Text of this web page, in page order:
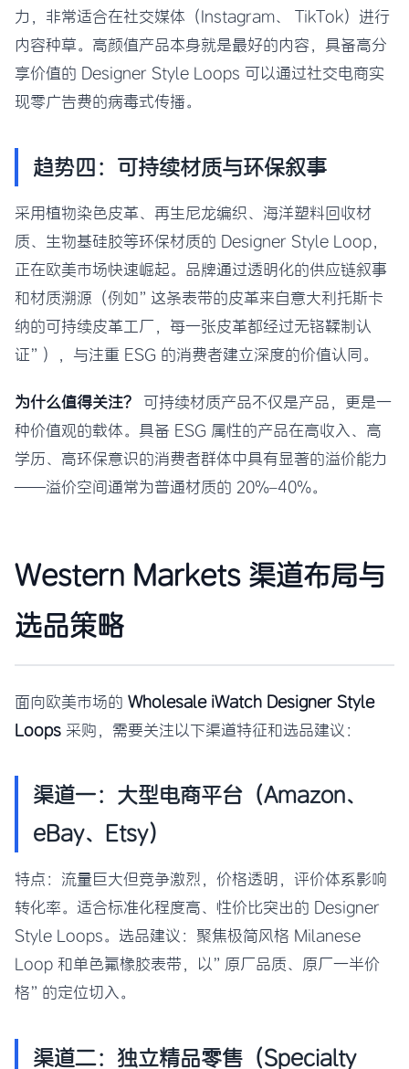
力，非常适合在社交媒体（Instagram、 TikTok）进行
内容种草。高颜值产品本身就是最好的内容，具备高分
享价值的 Designer Style Loops 可以通过社交电商实
现零广告费的病毒式传播。
趋势四：可持续材质与环保叙事
采用植物染色皮革、再生尼龙编织、海洋塑料回收材
质、生物基硅胶等环保材质的 Designer Style Loop，
正在欧美市场快速崛起。品牌通过透明化的供应链叙事
和材质溯源（例如”这条表带的皮革来自意大利托斯卡
纳的可持续皮革工厂，每一张皮革都经过无铬鞣制认
证”），与注重 ESG 的消费者建立深度的价值认同。
为什么值得关注？ 可持续材质产品不仅是产品，更是一
种价值观的载体。具备 ESG 属性的产品在高收入、高
学历、高环保意识的消费者群体中具有显著的溢价能力
——溢价空间通常为普通材质的 20%–40%。
Western Markets 渠道布局与
选品策略
面向欧美市场的 Wholesale iWatch Designer Style
Loops 采购，需要关注以下渠道特征和选品建议：
渠道一：大型电商平台（Amazon、
eBay、Etsy）
特点：流量巨大但竞争激烈，价格透明，评价体系影响
转化率。适合标准化程度高、性价比突出的 Designer
Style Loops。选品建议：聚焦极简风格 Milanese
Loop 和单色氟橡胶表带，以”原厂品质、原厂一半价
格”的定位切入。
渠道二：独立精品零售（Specialty